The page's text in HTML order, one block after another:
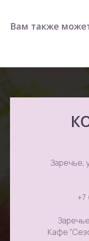
Вам также
Заречье,
+7
Кафе